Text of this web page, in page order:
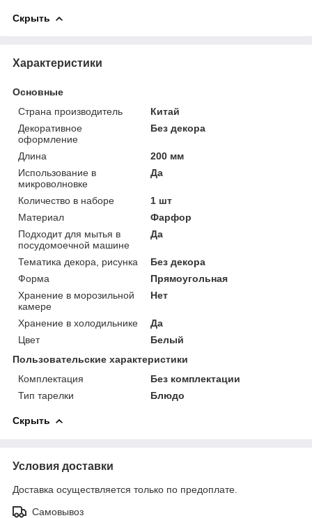
Скрыть
Характеристики
Основные
Страна производитель
Китай
Декоративное
оформление
Без декора
Длина
200 мм
Использование в
микроволновке
Да
Количество в наборе
1 шт
Материал
Фарфор
Подходит для мытья в
посудомоечной машине
Да
Тематика декора, рисунка
Без декора
Форма
Прямоугольная
Хранение в морозильной
камере
Нет
Хранение в холодильнике
Да
Цвет
Белый
Пользовательские характеристики
Комплектация
Без комплектации
Тип тарелки
Блюдо
Скрыть
Условия доставки
Доставка осуществляется только по предоплате.
Самовывоз